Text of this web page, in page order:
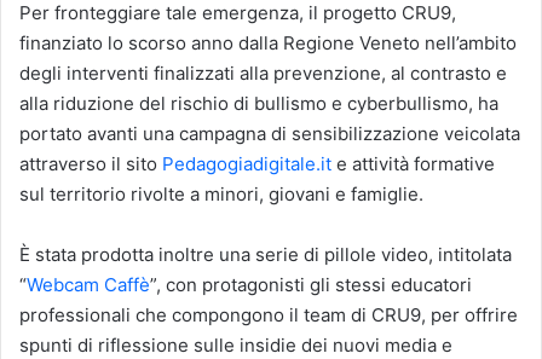
Per fronteggiare tale emergenza, il progetto CRU9,
finanziato lo scorso anno dalla Regione Veneto nell’ambito
degli interventi finalizzati alla prevenzione, al contrasto e
alla riduzione del rischio di bullismo e cyberbullismo, ha
portato avanti una campagna di sensibilizzazione veicolata
attraverso il sito Pedagogiadigitale.it e attività formative
sul territorio rivolte a minori, giovani e famiglie.
È stata prodotta inoltre una serie di pillole video, intitolata
“Webcam Caffè”, con protagonisti gli stessi educatori
professionali che compongono il team di CRU9, per offrire
spunti di riflessione sulle insidie dei nuovi media e